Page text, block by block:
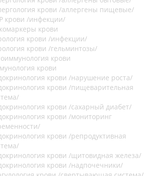
крови /аллергены пищевые/
крови /инфекции/
крови
крови /инфекции/
крови /гельминтозы/
крови
крови
крови /нарушение роста/
крови /пищеварительная
крови /сахарный диабет/
крови /мониторинг
крови /репродуктивная
крови /щитовидная железа/
крови /надпочечники/